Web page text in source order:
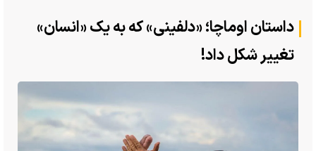
داستان اوماچا؛ «دلفینی» که به یک «انسان»
تغییر شکل داد!